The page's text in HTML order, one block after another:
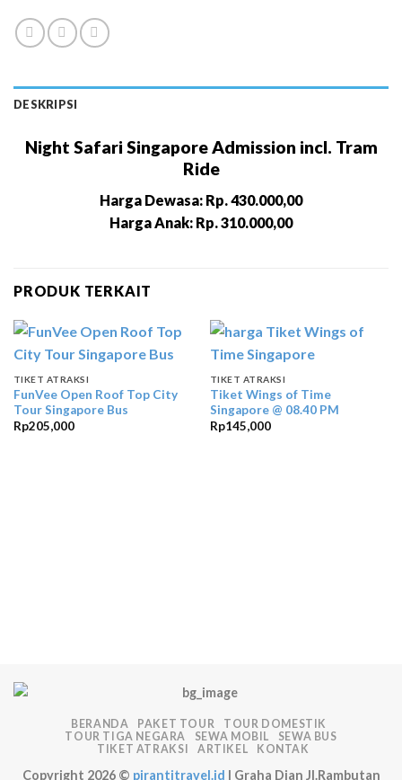
DESKRIPSI
Night Safari Singapore Admission incl. Tram
Ride
Harga Dewasa: Rp. 430.000,00
Harga Anak: Rp. 310.000,00
PRODUK TERKAIT
TIKET ATRAKSI
FunVee Open Roof Top City
Tour Singapore Bus
Rp205,000
TIKET ATRAKSI
Tiket Wings of Time
Singapore @ 08.40 PM
Rp145,000
BERANDA PAKET TOUR
TOUR DOMESTIK
TOUR TIGA NEGARA
SEWA MOBIL
SEWA BUS
TIKET ATRAKSI
ARTIKEL KONTAK
Copyright 2026 © pirantitravel.id | Graha Dian Jl.Rambutan